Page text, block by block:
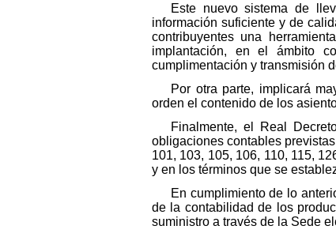
Este nuevo sistema de
información suficiente y de
contribuyentes una
implantación, en el ámbito
cumplimentación y transmisión
Por otra parte, implicará
orden el contenido de los
Finalmente, el Real
obligaciones contables
101, 103, 105, 106, 110, 115,
y en los términos que se
En cumplimiento de lo
de la contabilidad de los
suministro a través de la Sede